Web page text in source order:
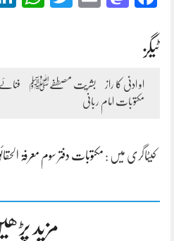
ٹیگز
او ادنی کا راز بشریت مصطفےﷺ
مکتوبات امام ربانی
کیٹاگری میں : مکتوبات دفتر سوم معرفۃ
مزید